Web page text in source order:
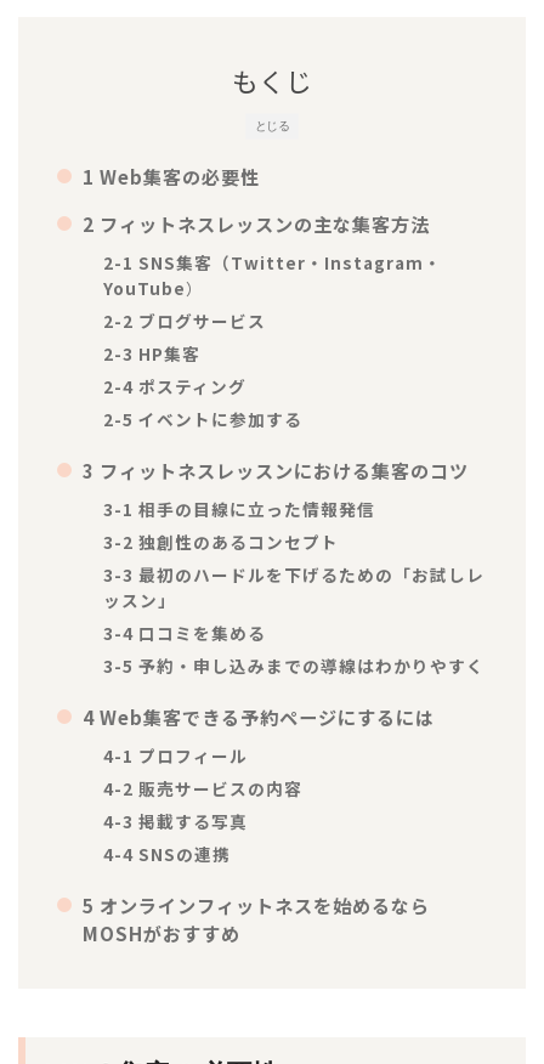
とじる
もくじ
1 Web集客の必要性
2 フィットネスレッスンの主な集客方法
2-1 SNS集客（Twitter・Instagram・
YouTube）
2-2 ブログサービス
2-3 HP集客
2-4 ポスティング
2-5 イベントに参加する
3 フィットネスレッスンにおける集客のコツ
3-1 相手の目線に立った情報発信
3-2 独創性のあるコンセプト
3-3 最初のハードルを下げるための「お試しレ
ッスン」
3-4 口コミを集める
3-5 予約・申し込みまでの導線はわかりやすく
4 Web集客できる予約ページにするには
4-1 プロフィール
4-2 販売サービスの内容
4-3 掲載する写真
4-4 SNSの連携
5 オンラインフィットネスを始めるなら
MOSHがおすすめ